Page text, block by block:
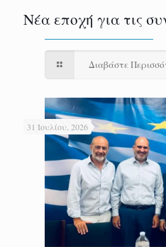
Νέα εποχή για τις
Διαβάστε
31 Ιουλίου, 2026